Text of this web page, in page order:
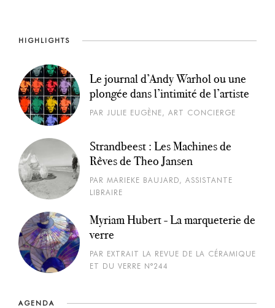
HIGHLIGHTS
Le journal d’Andy Warhol ou une
plongée dans l’intimité de l’artiste
PAR JULIE EUGÈNE, ART CONCIERGE
Strandbeest : Les Machines de
Rêves de Theo Jansen
PAR MARIEKE BAUJARD, ASSISTANTE
LIBRAIRE
Myriam Hubert - La marqueterie de
verre
PAR EXTRAIT LA REVUE DE LA CÉRAMIQUE
ET DU VERRE N°244
AGENDA